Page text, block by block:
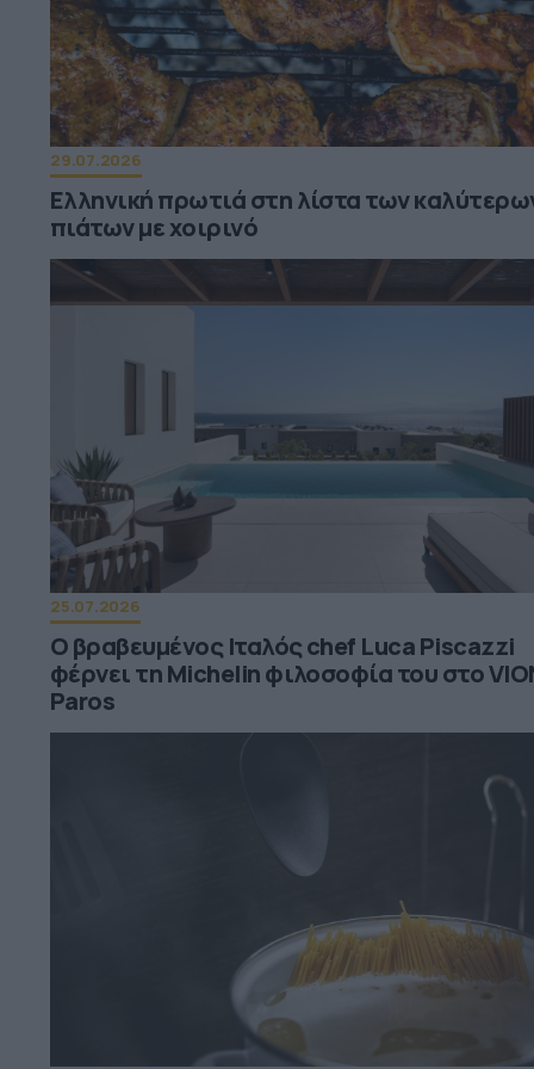
29.07.2026
Ελληνική πρωτιά στη λίστα των
πιάτων με χοιρινό
25.07.2026
Ο βραβευμένος Ιταλός chef Luca Piscazzi
φέρνει τη Michelin φιλοσοφία του στο
Paros